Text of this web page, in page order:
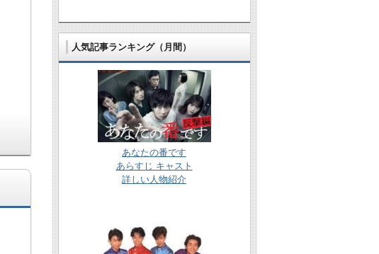
人気記事ランキング（月間）
あなたの番です
あらすじ キャスト
詳しい人物紹介